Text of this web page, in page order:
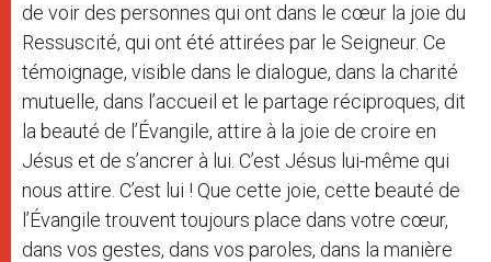
de voir des personnes qui ont dans le cœur la joie du
Ressuscité, qui ont été attirées par le Seigneur. Ce
témoignage, visible dans le dialogue, dans la charité
mutuelle, dans l’accueil et le partage réciproques, dit
la beauté de l’Évangile, attire à la joie de croire en
Jésus et de s’ancrer à lui. C’est Jésus lui-même qui
nous attire. C’est lui ! Que cette joie, cette beauté de
l’Évangile trouvent toujours place dans votre cœur,
dans vos gestes, dans vos paroles, dans la manière